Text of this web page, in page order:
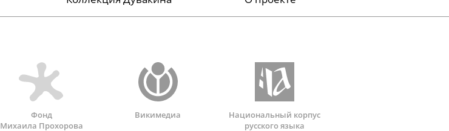
Фонд
Михаила Прохорова
Викимедиа
Национальный корпус
русского языка